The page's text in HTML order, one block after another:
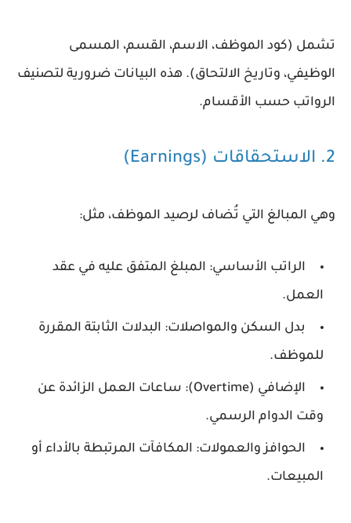
تشمل (كود الموظف، الاسم، القسم، المسمى
الوظيفي، وتاريخ الالتحاق). هذه البيانات ضرورية لتصنيف
الرواتب حسب الأقسام.
2. الاستحقاقات (Earnings)
وهي المبالغ التي تُضاف لرصيد الموظف، مثل:
الراتب الأساسي: المبلغ المتفق عليه في عقد
العمل.
بدل السكن والمواصلات: البدلات الثابتة المقررة
للموظف.
الإضافي (Overtime):
ساعات العمل الزائدة عن
وقت الدوام الرسمي.
الحوافز والعمولات: المكافآت المرتبطة بالأداء أو
المبيعات.